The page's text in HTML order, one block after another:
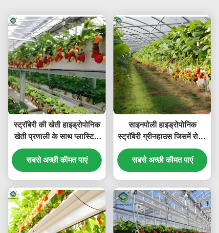
स्ट्रॉबेरी की खेती हाइड्रोपोनिक
खेती प्रणाली के साथ प्लास्टिक
फिल्म ग्रीनहाउस
सबसे अच्छी कीमत पाएं
साइनपोली हाइड्रोपोनिक
स्ट्रॉबेरी ग्रीनहाउस जिसमें रोपण
प्रणाली आसानी से इकट्ठी होती
है
सबसे अच्छी कीमत पाएं